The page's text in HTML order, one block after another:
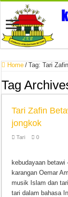
Home / Tag:Tari Zafin
Tag
Tari Zafin
jongkok
Tari 0
kebudayaan
karangan Oemar
musik Islam dan
tari dalam bahasa